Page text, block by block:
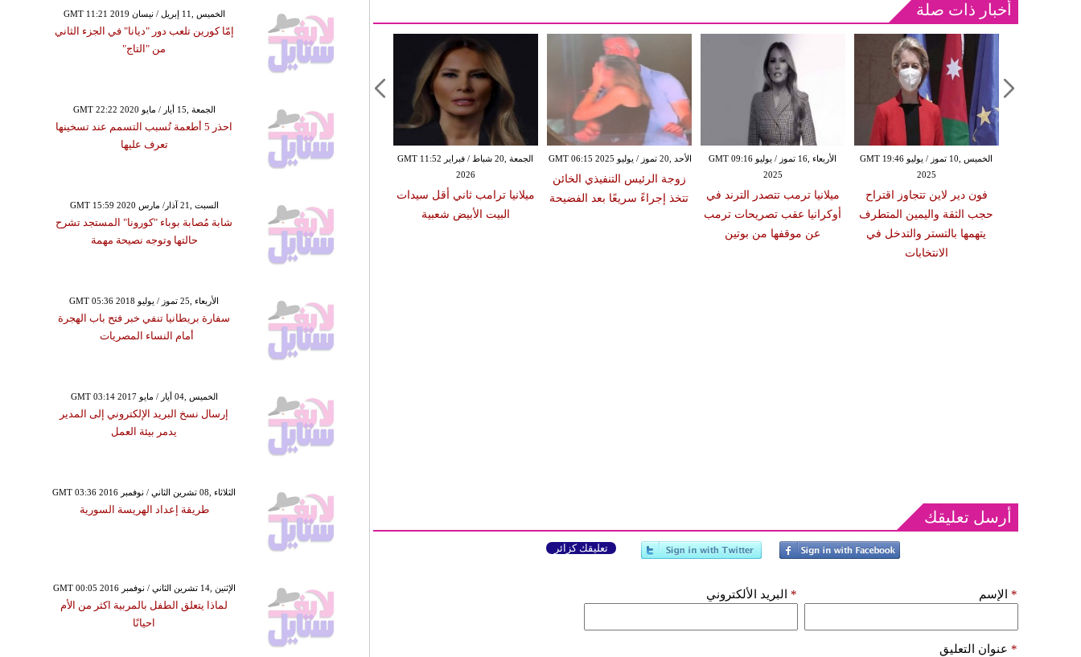
أخبار ذات صلة
الجمعة ,20 شباط / فبراير GMT 11:52
2026
ميلانيا ترامب ثاني أقل سيدات
البيت الأبيض شعبية
الأحد ,20 تموز / يوليو GMT 06:15 2025
زوجة الرئيس التنفيذي الخائن
تتخذ إجراءً سريعًا بعد الفضيحة
الأربعاء ,16 تموز / يوليو GMT 09:16
2025
ميلانيا ترمب تتصدر الترند في
أوكرانيا عقب تصريحات ترمب
عن موقفها من بوتين
الخميس ,10 تموز / يوليو GMT 19:46
2025
فون دير لاين تتجاوز اقتراح
حجب الثقة واليمين المتطرف
يتهمها بالتستر والتدخل في
الانتخابات
أرسل تعليقك
تعليقك كزائر
الإسم * البريد الألكتروني *
عنوان التعليق *
GMT 11:21 2019 الخميس ,11 إبريل / نيسان
إمّا كورين تلعب دور "ديانا" في الجزء الثاني
من "التاج"
GMT 22:22 2020 الجمعة ,15 أيار / مايو
احذر 5 أطعمة تُسبب التسمم عند تسخينها
تعرف عليها
GMT 15:59 2020 السبت ,21 آذار/ مارس
شابة مُصابة بوباء "كورونا" المستجد تشرح
حالتها وتوجه نصيحة مهمة
GMT 05:36 2018 الأربعاء ,25 تموز / يوليو
سفارة بريطانيا تنفي خبر فتح باب الهجرة
أمام النساء المصريات
GMT 03:14 2017 الخميس ,04 أيار / مايو
إرسال نسخ البريد الإلكتروني إلى المدير
يدمر بيئة العمل
GMT 03:36 2016 الثلاثاء ,08 تشرين الثاني / نوفمبر
طريقة إعداد الهريسة السورية
GMT 00:05 2016 الإثنين ,14 تشرين الثاني / نوفمبر
لماذا يتعلق الطفل بالمربية اكثر من الأم
احيانًا